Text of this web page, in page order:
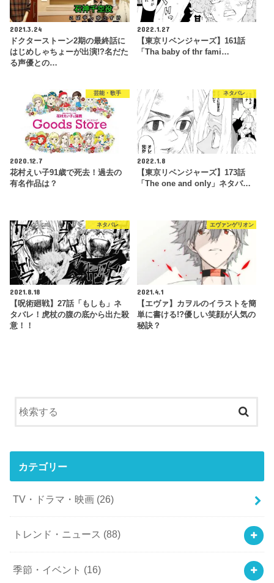
2021.3.24
ドクターストーン2期の最終話に
はじめしゃちょーが出演!?名だた
る声優との…
2022.1.27
【東京リベンジャーズ】161話
「Tha baby of thr fami…
芸能・歌手
2020.12.7
花村えい子91歳で死去！過去の
有名作品は？
ネタバレ
2022.1.8
【東京リベンジャーズ】173話
「The one and only」ネタバ…
ネタバレ
2021.8.18
【呪術廻戦】27話「もしも」ネ
タバレ！虎杖の腹の底から出た殺
意！！
エヴァンゲリオン
2021.4.1
【エヴァ】カヲルのイラストを簡
単に書ける!?優しい笑顔が人気の
秘訣？
カテゴリー
TV・ドラマ・映画 (26)
トレンド・ニュース (88)
季節・イベント (16)